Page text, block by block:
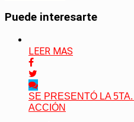
Puede interesarte
LEER MAS
SE PRESENTÓ LA
ACCIÓN